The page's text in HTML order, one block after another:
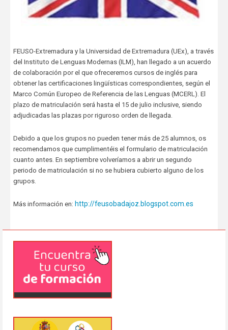
FEUSO-Extremadura y la Universidad de Extremadura (UEx), a través
del Instituto de Lenguas Modernas (ILM), han llegado a un acuerdo
de colaboración por el que ofreceremos cursos de inglés para
obtener las certificaciones lingüísticas correspondientes, según el
Marco Común Europeo de Referencia de las Lenguas (MCERL). El
plazo de matriculación será hasta el 15 de julio inclusive, siendo
adjudicadas las plazas por riguroso orden de llegada.
Debido a que los grupos no pueden tener más de 25 alumnos, os
recomendamos que cumplimentéis el formulario de matriculación
cuanto antes. En septiembre volveríamos a abrir un segundo
periodo de matriculación si no se hubiera cubierto alguno de los
grupos.
Más información en: http://feusobadajoz.blogspot.com.es